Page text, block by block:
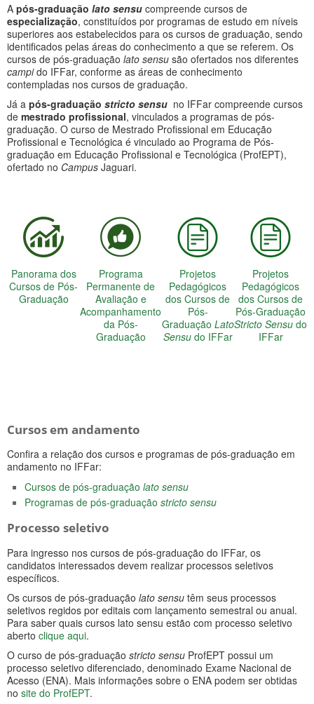
A pós-graduação lato sensu compreende cursos de
especialização, constituídos por programas de estudo em níveis
superiores aos estabelecidos para os cursos de graduação, sendo
identificados pelas áreas do conhecimento a que se referem. Os
cursos de pós-graduação lato sensu são ofertados nos diferentes
campido IFFar, conforme as áreas de conhecimento
contempladas nos cursos de graduação.
Já a pós-graduação stricto sensu no IFFar compreende cursos
de mestrado profissional, vinculados a programas de pós-
graduação. O curso de Mestrado Profissional em Educação
Profissional e Tecnológica é vinculado ao Programa de Pós-
graduação em Educação Profissional e Tecnológica (ProfEPT),
ofertado no Campus Jaguari.
Panorama dos
Cursos de Pós-
Graduação
Programa
Permanente de
Avaliação e
Acompanhamento
da Pós-
Graduação
Projetos
Pedagógicos
dos Cursos de
Pós-
Graduação Lato
Sensudo IFFar
Projetos
Pedagógicos
dos Cursos de
Pós-Graduação
Stricto Sensu do
IFFar
Cursos em andamento
Confira a relação dos cursos e programas de pós-graduação em
andamento no IFFar:
Cursos de pós-graduação lato sensu
Programas de pós-graduação stricto sensu
Processo seletivo
Para ingresso nos cursos de pós-graduação do IFFar, os
candidatos interessados devem realizar processos seletivos
específicos.
Os cursos de pós-graduação lato sensu têm seus processos
seletivos regidos por editais com lançamento semestral ou anual.
Para saber quais cursos lato sensu estão com processo seletivo
aberto clique aqui.
O curso de pós-graduação stricto sensu ProfEPT possui um
processo seletivo diferenciado, denominado Exame Nacional de
Acesso (ENA). Mais informações sobre o ENA podem ser obtidas
no site do ProfEPT.